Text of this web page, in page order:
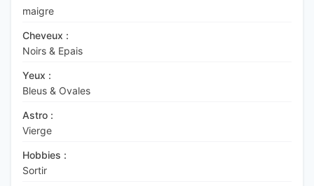
maigre
Cheveux :
Noirs & Epais
Yeux :
Bleus & Ovales
Astro :
Vierge
Hobbies :
Sortir